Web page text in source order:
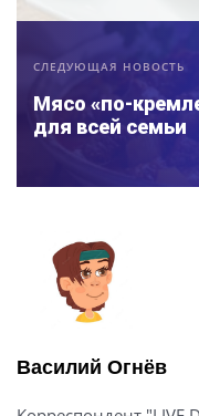
СЛЕДУЮЩАЯ НОВОСТЬ
Мясо «по-
для всей семьи
Василий Огнёв